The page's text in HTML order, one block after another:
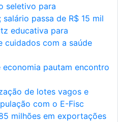
seletivo para
passa de R$ 15 mil
educativa para
cuidados com a saúde
economia pautam encontro
de lotes vagos e
com o E-Fisc
milhões em exportações